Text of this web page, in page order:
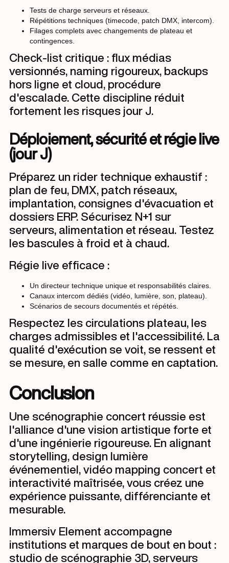
Tests de charge serveurs et réseaux.
Répétitions techniques (timecode, patch DMX, intercom).
Filages complets avec changements de plateau et
contingences.
Check-list critique : flux médias
versionnés, naming rigoureux, backups
hors ligne et cloud, procédure
d'escalade. Cette discipline réduit
fortement les risques jour J.
Déploiement, sécurité et régie live
(jour J)
Préparez un rider technique exhaustif :
plan de feu, DMX, patch réseaux,
implantation, consignes d'évacuation et
dossiers ERP. Sécurisez N+1 sur
serveurs, alimentation et réseau. Testez
les bascules à froid et à chaud.
Régie live efficace :
Un directeur technique unique et responsabilités claires.
Canaux intercom dédiés (vidéo, lumière, son, plateau).
Scénarios de secours documentés et répétés.
Respectez les circulations plateau, les
charges admissibles et l'accessibilité. La
qualité d'exécution se voit, se ressent et
se mesure, en salle comme en captation.
Conclusion
Une scénographie concert réussie est
l'alliance d'une vision artistique forte et
d'une ingénierie rigoureuse. En alignant
storytelling, design lumière
événementiel, vidéo mapping concert et
interactivité maîtrisée, vous créez une
expérience puissante, différenciante et
mesurable.
Immersiv Element accompagne
institutions et marques de bout en bout :
studio de scénographie 3D, serveurs